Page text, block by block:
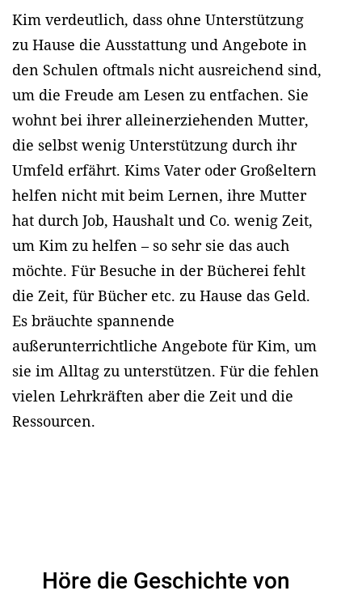
Kim verdeutlich, dass ohne Unterstützung
zu Hause die Ausstattung und Angebote in
den Schulen oftmals nicht ausreichend sind,
um die Freude am Lesen zu entfachen. Sie
wohnt bei ihrer alleinerziehenden Mutter,
die selbst wenig Unterstützung durch ihr
Umfeld erfährt. Kims Vater oder Großeltern
helfen nicht mit beim Lernen, ihre Mutter
hat durch Job, Haushalt und Co. wenig Zeit,
um Kim zu helfen – so sehr sie das auch
möchte. Für Besuche in der Bücherei fehlt
die Zeit, für Bücher etc. zu Hause das Geld.
Es bräuchte spannende
außerunterrichtliche Angebote für Kim, um
sie im Alltag zu unterstützen. Für die fehlen
vielen Lehrkräften aber die Zeit und die
Ressourcen.
Höre die Geschichte von